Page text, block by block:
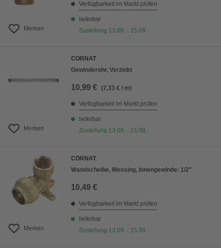
Merken
Verfügbarkeit im Markt prüfen
lieferbar
Zustellung 13.08. - 15.08.
Merken
CORNAT
Gewinderohr, Verzinkt
10,99 € (7,33 € / m)
Verfügbarkeit im Markt prüfen
lieferbar
Zustellung 13.08. - 15.08.
Merken
CORNAT
Wandscheibe, Messing, Innengewinde: 1/2"
10,49 €
Verfügbarkeit im Markt prüfen
lieferbar
Zustellung 13.08. - 15.08.